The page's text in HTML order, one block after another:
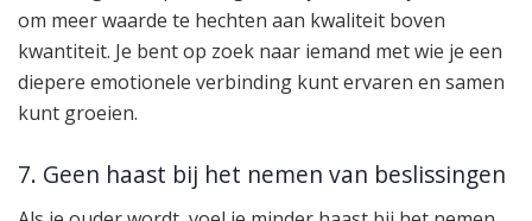
om meer waarde te hechten aan kwaliteit boven
kwantiteit. Je bent op zoek naar iemand met wie je een
diepere emotionele verbinding kunt ervaren en samen
kunt groeien.
7. Geen haast bij het nemen van beslissingen